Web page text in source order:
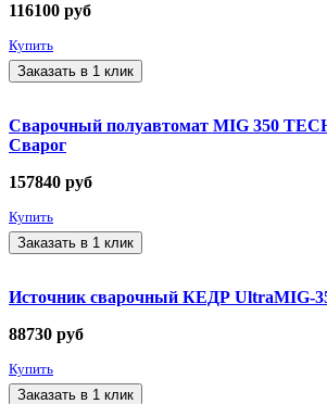
116100 руб
Купить
Заказать в 1 клик
Сварочный полуавтомат MIG 350
Сварог
157840 руб
Купить
Заказать в 1 клик
Источник сварочный КЕДР UltraMIG-
88730 руб
Купить
Заказать в 1 клик